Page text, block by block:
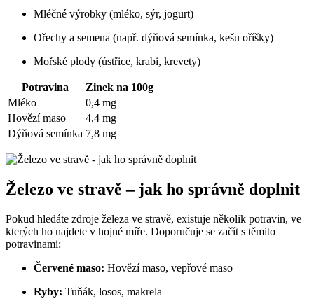
Mléčné výrobky (mléko, sýr, jogurt)
Ořechy a semena (např. dýňová semínka, kešu oříšky)
Mořské plody (ústřice, krabi, krevety)
Potravina
Zinek na 100g
Mléko
0,4 mg
Hovězí maso
4,4 mg
Dýňová semínka 7,8 mg
Železo ve stravě – jak ho správně doplnit
Pokud hledáte zdroje železa ve stravě, existuje několik potravin, ve
kterých ho najdete v hojné míře. Doporučuje se začít s těmito
potravinami:
Červené maso: Hovězí maso, vepřové maso
Ryby: Tuňák, losos, makrela